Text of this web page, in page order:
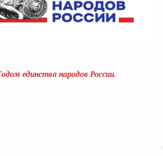
единства народов России.